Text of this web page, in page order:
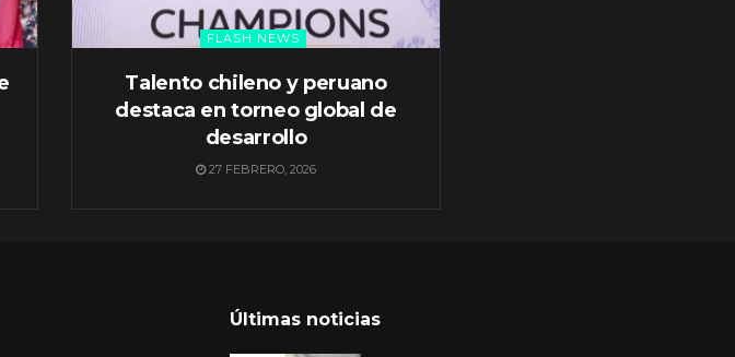
FLASH NEWS
Talento chileno y peruano
destaca en torneo global de
desarrollo
27 FEBRERO, 2026
Últimas noticias